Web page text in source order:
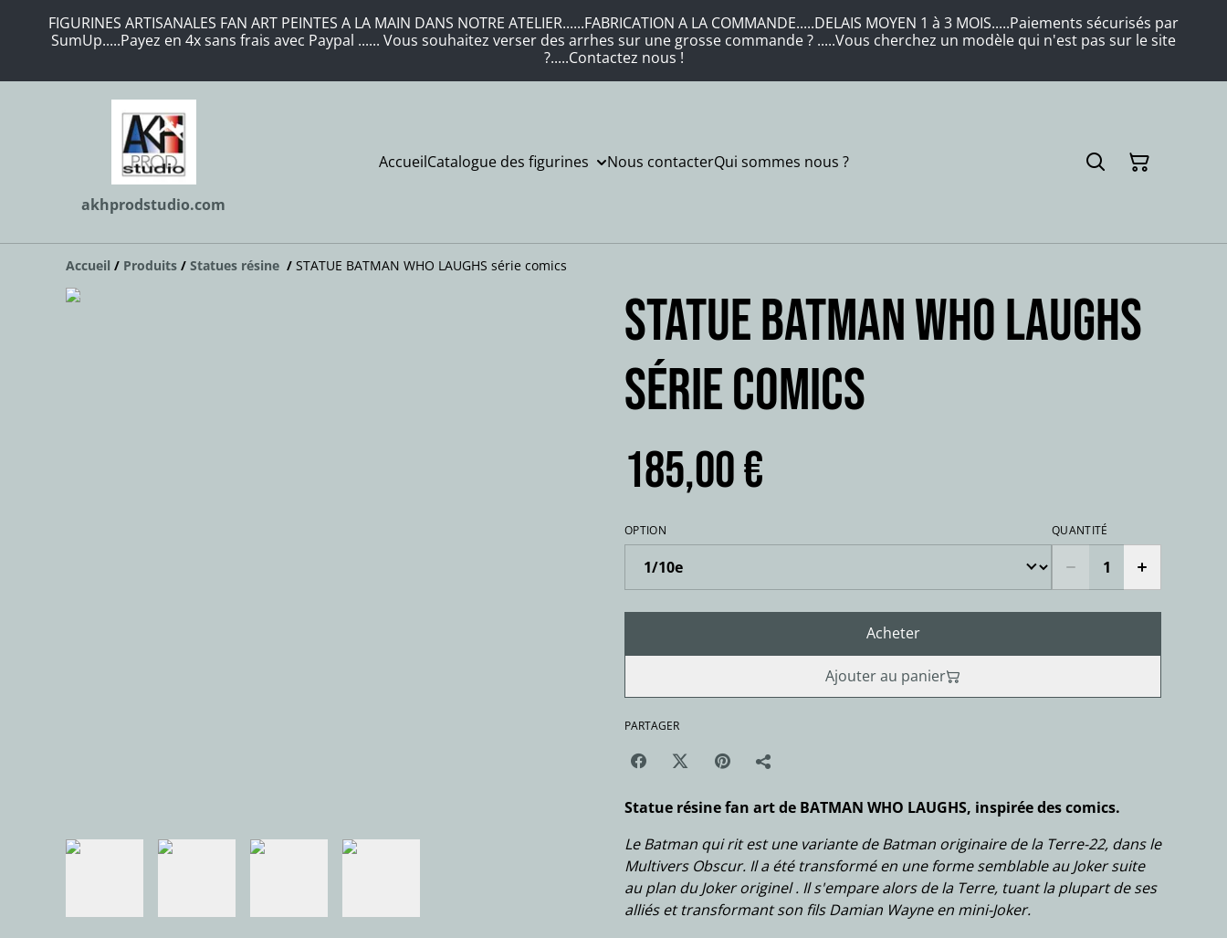
FIGURINES ARTISANALES FAN ART PEINTES A LA MAIN DANS NOTRE ATELIER......FABRICATION A LA COMMANDE.....DELAIS MOYEN 1 à 3 MOIS.....Paiements sécurisés par
SumUp.....Payez en 4x sans frais avec Paypal ...... Vous souhaitez verser des arrhes sur une grosse commande ? .....Vous cherchez un modèle qui n'est pas sur le site
?.....Contactez nous !
akhprodstudio.com
AccueilCatalogue des figurines Nous contacterQui sommes nous ?
Accueil / Produits / Statues résine / STATUE BATMAN WHO LAUGHS série comics
STATUE BATMAN WHO LAUGHS
série comics
185,00 €
OPTION QUANTITÉ
Acheter
Ajouter au panier
PARTAGER
Statue résine fan art de BATMAN WHO LAUGHS, inspirée des comics.
Le Batman qui rit est une variante de Batman originaire de la Terre-22, dans le
Multivers Obscur. Il a été transformé en une forme semblable au Joker suite
au plan du Joker originel . Il s'empare alors de la Terre, tuant la plupart de ses
alliés et transformant son fils Damian Wayne en mini-Joker.